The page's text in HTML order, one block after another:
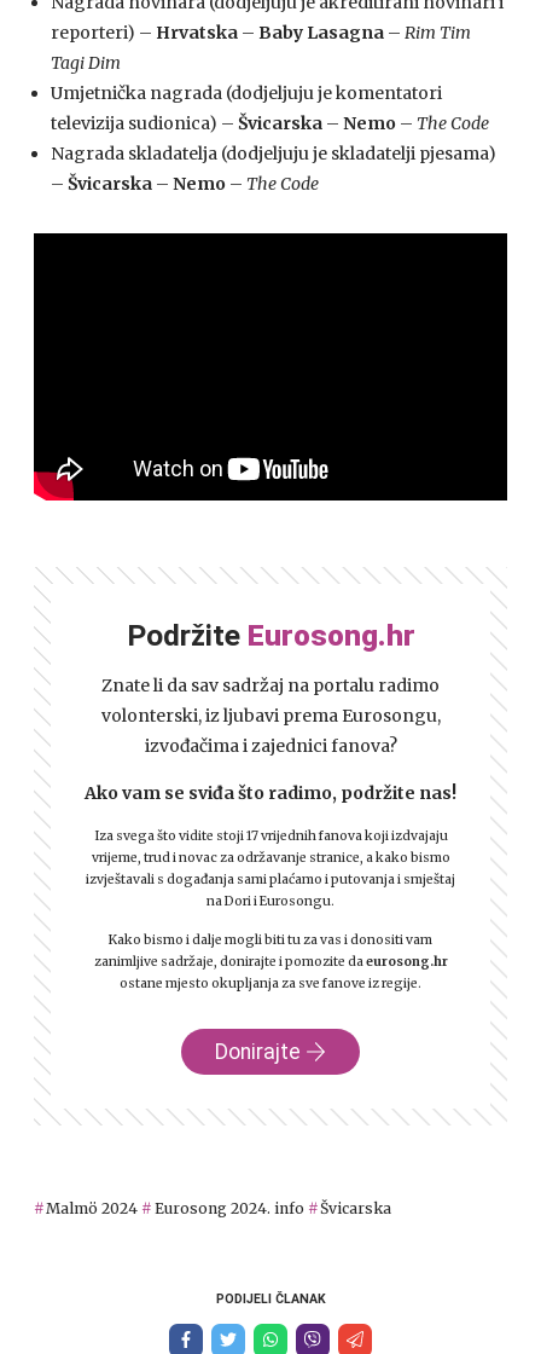
reporteri) – Hrvatska – Baby Lasagna – Rim Tim
Tagi Dim
Umjetnička nagrada (dodjeljuju je komentatori
televizija sudionica) – Švicarska – Nemo – The Code
Nagrada skladatelja (dodjeljuju je skladatelji pjesama)
– Švicarska – Nemo – The Code
Podržite Eurosong.hr
Znate li da sav sadržaj na portalu radimo
volonterski, iz ljubavi prema Eurosongu,
izvođačima i zajednici fanova?
Ako vam se sviđa što radimo, podržite nas!
Iza svega što vidite stoji 17 vrijednih fanova koji izdvajaju
vrijeme, trud i novac za održavanje stranice, a kako bismo
izvještavali s događanja sami plaćamo i putovanja i smještaj
na Dori i Eurosongu.
Kako bismo i dalje mogli biti tu za vas i donositi vam
zanimljive sadržaje, donirajte i pomozite daeurosong.hr
ostane mjesto okupljanja za sve fanove iz regije.
Donirajte
Malmö 2024 Eurosong 2024. info Švicarska
PODIJELI ČLANAK